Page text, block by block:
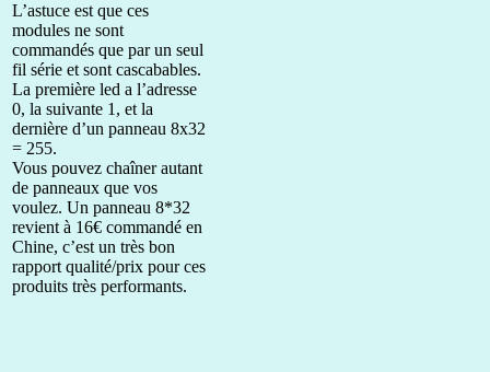
L’astuce est que ces
modules ne sont
commandés que par un seul
fil série et sont cascabables.
La première led a l’adresse
0, la suivante 1, et la
dernière d’un panneau 8x32
= 255.
Vous pouvez chaîner autant
de panneaux que vos
voulez. Un panneau 8*32
revient à 16€ commandé en
Chine, c’est un très bon
rapport qualité/prix pour ces
produits très performants.